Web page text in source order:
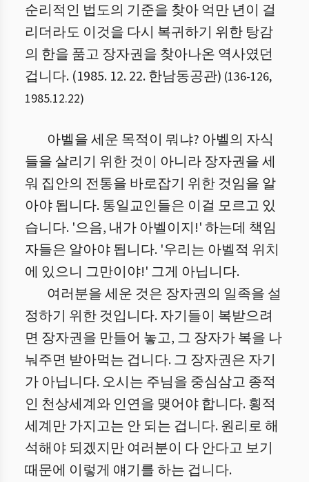
순리적인 법도의 기준을 찾아 억만 년이 걸
리더라도 이것을 다시 복귀하기 위한 탕감
의 한을 품고 장자권을 찾아나온 역사였던
겁니다. (1985. 12. 22. 한남동공관) (136-126,
1985.12.22)
아벨을 세운 목적이 뭐냐? 아벨의 자식
들을 살리기 위한 것이 아니라 장자권을 세
워 집안의 전통을 바로잡기 위한 것임을 알
아야 됩니다. 통일교인들은 이걸 모르고 있
습니다. '으음, 내가 아벨이지!' 하는데 책임
자들은 알아야 됩니다. '우리는 아벨적 위치
에 있으니 그만이야!' 그게 아닙니다.
여러분을 세운 것은 장자권의 일족을 설
정하기 위한 것입니다. 자기들이 복받으려
면 장자권을 만들어 놓고, 그 장자가 복을 나
눠주면 받아먹는 겁니다. 그 장자권은 자기
가 아닙니다. 오시는 주님을 중심삼고 종적
인 천상세계와 인연을 맺어야 합니다. 횡적
세계만 가지고는 안 되는 겁니다. 원리로 해
석해야 되겠지만 여러분이 다 안다고 보기
때문에 이렇게 얘기를 하는 겁니다.